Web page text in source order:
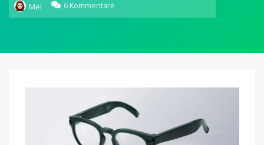
Mel
6 Kommentare
Google
diesen
Herbst
auf
den